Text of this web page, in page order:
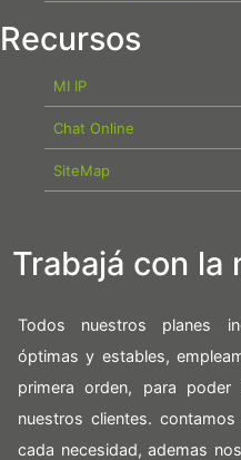
Recursos
MI IP
Chat Online
SiteMap
Trabajá con la
Todos nuestros planes
óptimas y estables,
primera orden, para poder
nuestros clientes.
cada necesidad, ademas